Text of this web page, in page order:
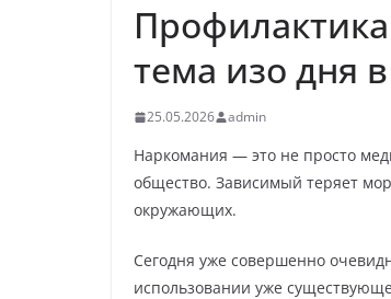
тема изо дня
25.05.2026 admin
Наркомания — это не просто
общество. Зависимый теряет
окружающих.
Сегодня уже совершенно
использовании уже